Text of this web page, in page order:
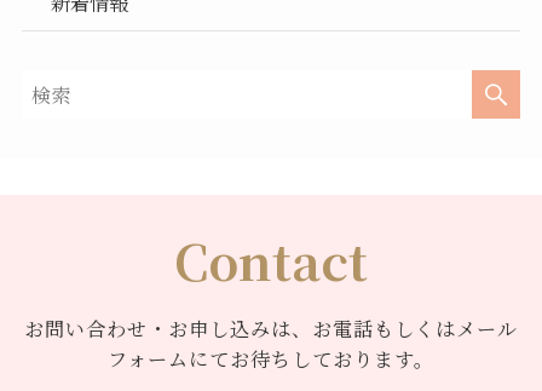
Contact
お問い合わせ・お申し込みは、お電話もしくはメール
フォームにてお待ちしております。